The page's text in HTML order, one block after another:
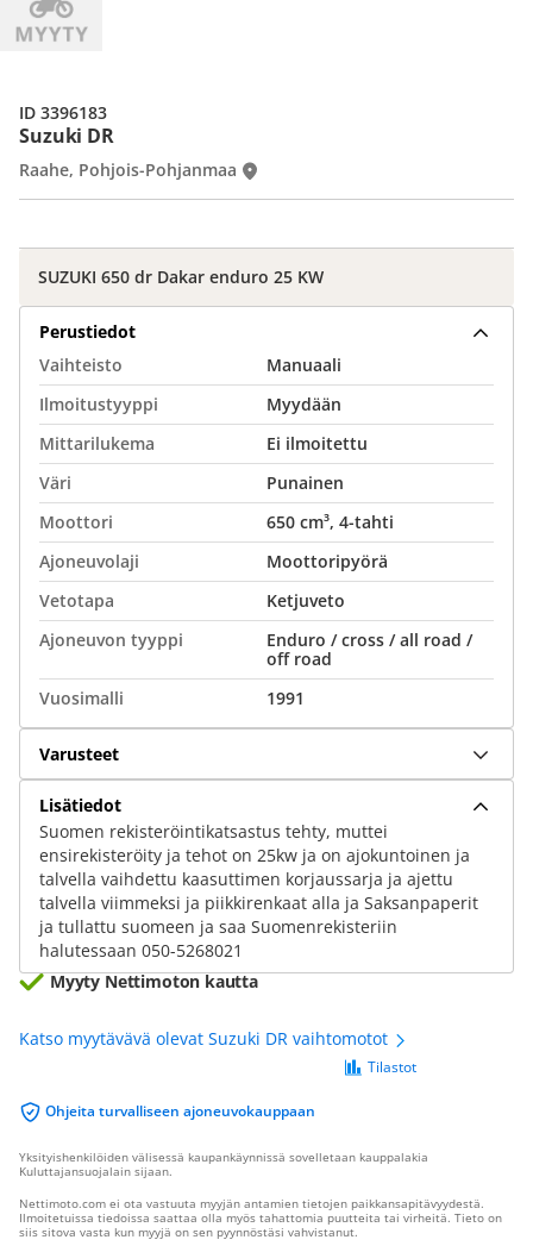
Suzuki DR
Raahe, Pohjois-Pohjanmaa
ID 3396183
SUZUKI 650 dr Dakar enduro 25 KW
Perustiedot
Vaihteisto
Manuaali
Ilmoitustyyppi
Myydään
Mittarilukema
Ei ilmoitettu
Väri
Punainen
Moottori
650 cm³, 4-tahti
Ajoneuvolaji
Moottoripyörä
Vetotapa
Ketjuveto
Ajoneuvon tyyppi
Enduro / cross / all road /
off road
Vuosimalli
1991
Varusteet
Lisätiedot
Suomen rekisteröintikatsastus tehty, muttei
ensirekisteröity ja tehot on 25kw ja on ajokuntoinen ja
talvella vaihdettu kaasuttimen korjaussarja ja ajettu
talvella viimmeksi ja piikkirenkaat alla ja Saksanpaperit
ja tullattu suomeen ja saa Suomenrekisteriin
halutessaan 050-5268021
Myyty Nettimoton kautta
Katso myytävävä olevat Suzuki DR vaihtomotot
Ohjeita turvalliseen ajoneuvokauppaan
Tilastot
Yksityishenkilöiden välisessä kaupankäynnissä sovelletaan kauppalakia
Kuluttajansuojalain sijaan.
Nettimoto.com ei ota vastuuta myyjän antamien tietojen paikkansapitävyydestä.
Ilmoitetuissa tiedoissa saattaa olla myös tahattomia puutteita tai virheitä. Tieto on
siis sitova vasta kun myyjä on sen pyynnöstäsi vahvistanut.